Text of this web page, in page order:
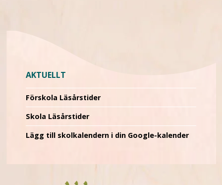
AKTUELLT
Förskola Läsårstider
Skola Läsårstider
Lägg till skolkalendern i din Google-kalender